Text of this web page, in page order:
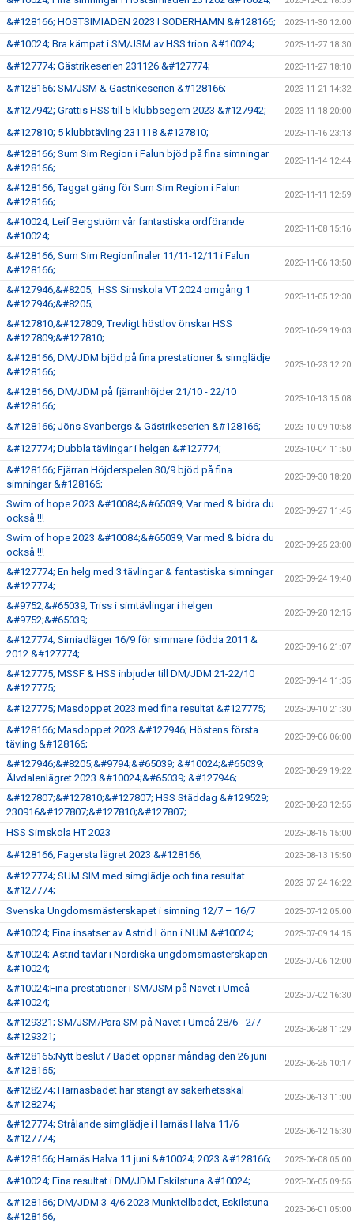
&#128166; HÖSTSIMIADEN 2023 I SÖDERHAMN &#128166; 2023-11-30 12:00
&#10024; Bra kämpat i SM/JSM av HSS trion &#10024; 2023-11-27 18:30
&#127774; Gästrikeserien 231126 &#127774; 2023-11-27 18:10
&#128166; SM/JSM & Gästrikeserien &#128166; 2023-11-21 14:32
&#127942; Grattis HSS till 5 klubbsegern 2023 &#127942; 2023-11-18 20:00
&#127810; 5 klubbtävling 231118 &#127810; 2023-11-16 23:13
&#128166; Sum Sim Region i Falun bjöd på fina simningar
&#128166;
2023-11-14 12:44
&#128166; Taggat gäng för Sum Sim Region i Falun
&#128166;
2023-11-11 12:59
&#10024; Leif Bergström vår fantastiska ordförande
&#10024;
2023-11-08 15:16
&#128166; Sum Sim Regionfinaler 11/11-12/11 i Falun
&#128166;
2023-11-06 13:50
&#127946;&#8205; HSS Simskola VT 2024 omgång 1
&#127946;&#8205;
2023-11-05 12:30
&#127810;&#127809; Trevligt höstlov önskar HSS
&#127809;&#127810;
2023-10-29 19:03
&#128166; DM/JDM bjöd på fina prestationer & simglädje
&#128166;
2023-10-23 12:20
&#128166; DM/JDM på fjärranhöjder 21/10 - 22/10
&#128166;
2023-10-13 15:08
&#128166; Jöns Svanbergs & Gästrikeserien &#128166; 2023-10-09 10:58
&#127774; Dubbla tävlingar i helgen &#127774; 2023-10-04 11:50
&#128166; Fjärran Höjderspelen 30/9 bjöd på fina
simningar &#128166;
2023-09-30 18:20
Swim of hope 2023 &#10084;&#65039; Var med & bidra du
också !!!
2023-09-27 11:45
Swim of hope 2023 &#10084;&#65039; Var med & bidra du
också !!!
2023-09-25 23:00
&#127774; En helg med 3 tävlingar & fantastiska simningar
&#127774;
2023-09-24 19:40
&#9752;&#65039; Triss i simtävlingar i helgen
&#9752;&#65039;
2023-09-20 12:15
&#127774; Simiadläger 16/9 för simmare födda 2011 &
2012 &#127774;
2023-09-16 21:07
&#127775; MSSF & HSS inbjuder till DM/JDM 21-22/10
&#127775;
2023-09-14 11:35
&#127775; Masdoppet 2023 med fina resultat &#127775; 2023-09-10 21:30
&#128166; Masdoppet 2023 &#127946; Höstens första
tävling &#128166;
2023-09-06 06:00
&#127946;&#8205;&#9794;&#65039; &#10024;&#65039;
Älvdalenlägret 2023 &#10024;&#65039; &#127946;
2023-08-29 19:22
&#127807;&#127810;&#127807; HSS Städdag &#129529;
230916&#127807;&#127810;&#127807;
2023-08-23 12:55
HSS Simskola HT 2023 2023-08-15 15:00
&#128166; Fagersta lägret 2023 &#128166; 2023-08-13 15:50
&#127774; SUM SIM med simglädje och fina resultat
&#127774;
2023-07-24 16:22
Svenska Ungdomsmästerskapet i simning 12/7 – 16/7 2023-07-12 05:00
&#10024; Fina insatser av Astrid Lönn i NUM &#10024; 2023-07-09 14:15
&#10024; Astrid tävlar i Nordiska ungdomsmästerskapen
&#10024;
2023-07-06 12:00
&#10024;Fina prestationer i SM/JSM på Navet i Umeå
&#10024;
2023-07-02 16:30
&#129321; SM/JSM/Para SM på Navet i Umeå 28/6 - 2/7
&#129321;
2023-06-28 11:29
&#128165;Nytt beslut / Badet öppnar måndag den 26 juni
&#128165;
2023-06-25 10:17
&#128274; Harnäsbadet har stängt av säkerhetsskäl
&#128274;
2023-06-13 11:00
&#127774; Strålande simglädje i Harnäs Halva 11/6
&#127774;
2023-06-12 15:30
&#128166; Harnäs Halva 11 juni &#10024; 2023 &#128166; 2023-06-08 05:00
&#10024; Fina resultat i DM/JDM Eskilstuna &#10024; 2023-06-05 09:55
&#128166; DM/JDM 3-4/6 2023 Munktellbadet, Eskilstuna
&#128166;
2023-06-01 05:00